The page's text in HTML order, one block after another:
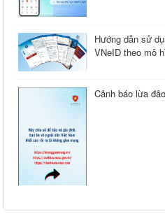
Hướng dẫn sử
VNeID theo mô
Cảnh báo lừa